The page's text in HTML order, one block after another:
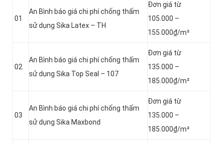
01
An Bình báo giá chi phí chống thấm
sử dụng Sika Latex – TH
Đơn giá từ
105.000 –
155.000₫/m²
02
An Bình báo giá chi phí chống thấm
sử dụng Sika Top Seal – 107
Đơn giá từ
135.000 –
185.000₫/m²
03
An Bình báo giá chi phí chống thấm
sử dụng Sika Maxbond
Đơn giá từ
135.000 –
185.000₫/m²